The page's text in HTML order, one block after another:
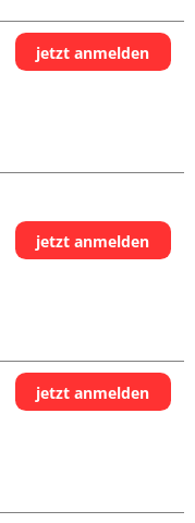
jetzt anmelden
jetzt anmelden
jetzt anmelden